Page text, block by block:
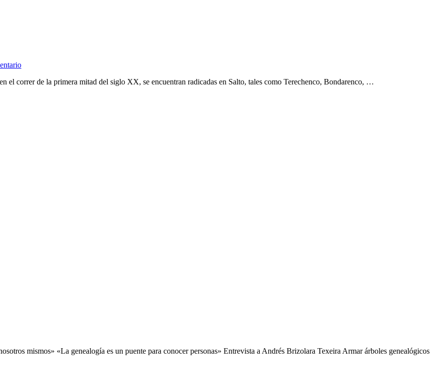
el correr de la primera mitad del siglo XX, se encuentran radicadas en Salto, tales como Terechenco, Bondarenco, …
mismos» «La genealogía es un puente para conocer personas» Entrevista a Andrés Brizolara Texeira Armar árboles genealógicos